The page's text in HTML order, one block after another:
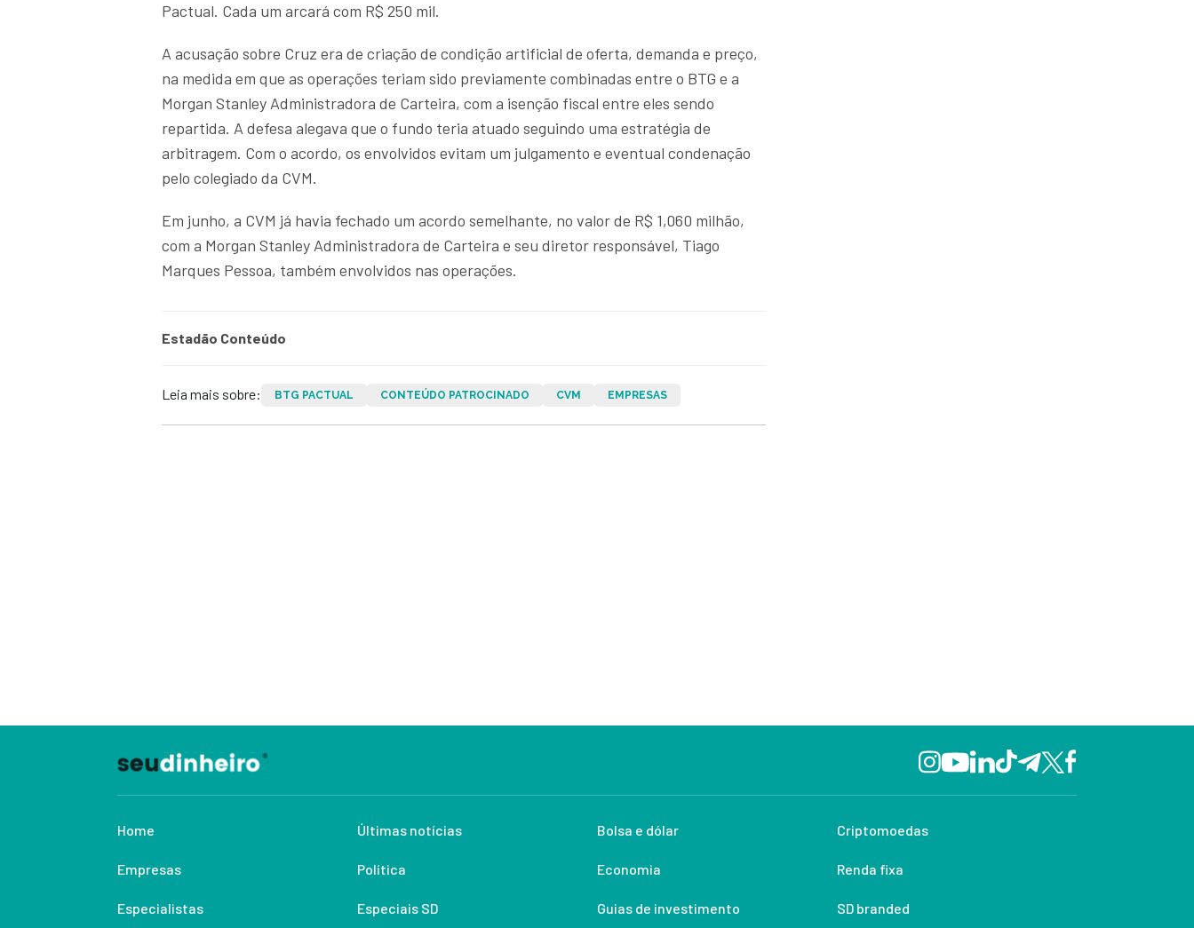
Pactual. Cada um arcará com R$ 250 mil.
A acusação sobre Cruz era de criação de condição artificial de oferta, demanda e preço,
na medida em que as operações teriam sido previamente combinadas entre o BTG e a
Morgan Stanley Administradora de Carteira, com a isenção fiscal entre eles sendo
repartida. A defesa alegava que o fundo teria atuado seguindo uma estratégia de
arbitragem. Com o acordo, os envolvidos evitam um julgamento e eventual condenação
pelo colegiado da CVM.
Em junho, a CVM já havia fechado um acordo semelhante, no valor de R$ 1,060 milhão,
com a Morgan Stanley Administradora de Carteira e seu diretor responsável, Tiago
Marques Pessoa, também envolvidos nas operações.
Estadão Conteúdo
Leia mais sobre: BTG PACTUAL CONTEÚDO PATROCINADO CVM EMPRESAS
Home Últimas notícias Bolsa e dólar Criptomoedas
Empresas Política Economia Renda fixa
Especialistas Especiais SD Guias de investimento SD branded